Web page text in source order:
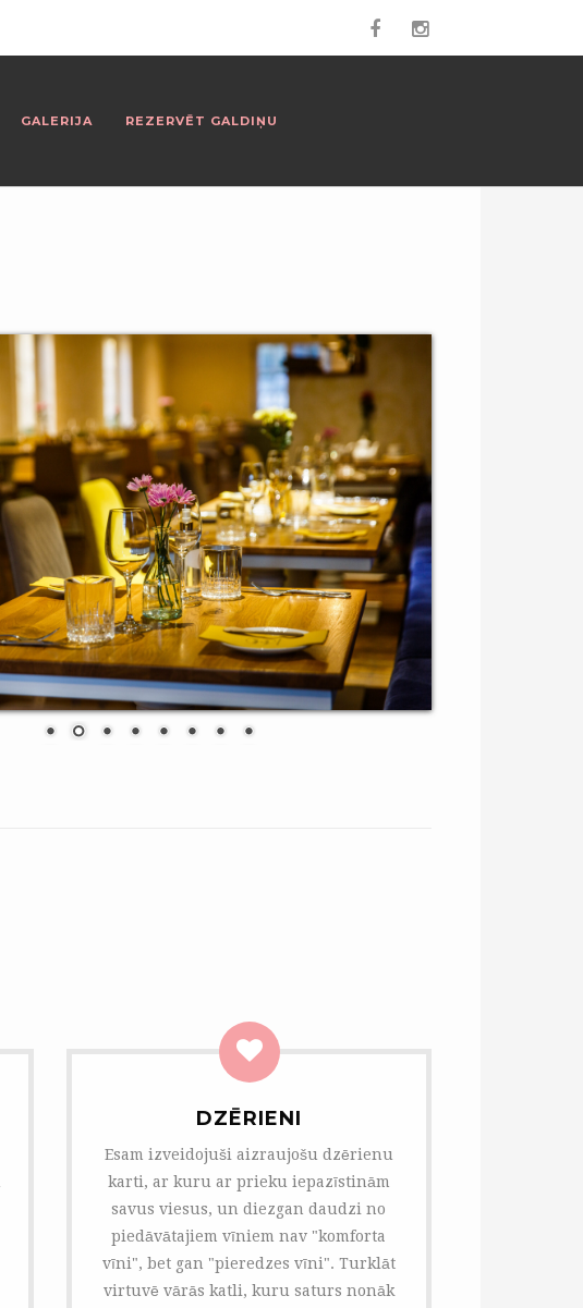
GALERIJA REZERVĒT GALDIŅU
DZĒRIENI
Esam izveidojuši aizraujošu dzērienu
karti, ar kuru ar prieku iepazīstinām
savus viesus, un diezgan daudzi no
piedāvātajiem vīniem nav "komforta
vīni", bet gan "pieredzes vīni". Turklāt
virtuvē vārās katli, kuru saturs nonāk